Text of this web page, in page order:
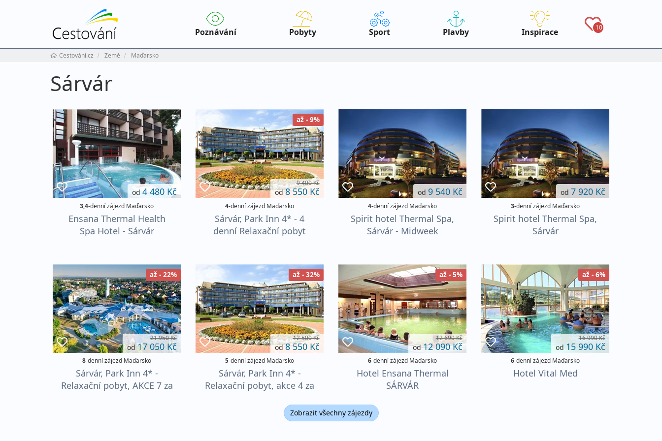
Poznávání Pobyty Sport Plavby Inspirace 10
Cestování.cz Země Maďarsko
Sárvár
od 4 480 Kč
3,4-denní zájezd Maďarsko
Ensana Thermal Health
Spa Hotel - Sárvár
až - 9%
9 400 Kč
od8 550 Kč
4-denní zájezd Maďarsko
Sárvár, Park Inn 4* - 4
denní Relaxační pobyt
od 9 540 Kč
4-denní zájezd Maďarsko
Spirit hotel Thermal Spa,
Sárvár - Midweek
od 7 920 Kč
3-denní zájezd Maďarsko
Spirit hotel Thermal Spa,
Sárvár
až - 22%
21 950 Kč
od17 050 Kč
8-denní zájezd Maďarsko
Sárvár, Park Inn 4* -
Relaxační pobyt, AKCE 7 za
až - 32%
12 500 Kč
od8 550 Kč
5-denní zájezd Maďarsko
Sárvár, Park Inn 4* -
Relaxační pobyt, akce 4 za
až - 5%
12 690 Kč
od12 090 Kč
6-denní zájezd Maďarsko
Hotel Ensana Thermal
SÁRVÁR
až - 6%
16 990 Kč
od 15 990 Kč
6-denní zájezd Maďarsko
Hotel Vital Med
Zobrazit všechny zájezdy